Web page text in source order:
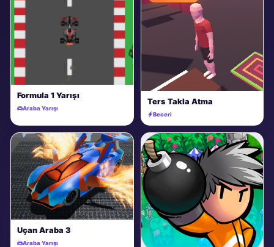
Formula 1 Yarışı
Araba Yarışı
Ters Takla Atma
Beceri
Uçan Araba 3
Araba Yarışı